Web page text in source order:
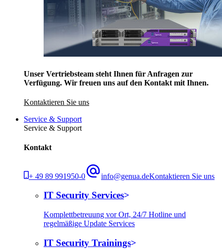
Unser Vertriebsteam steht Ihnen für Anfragen zur
Verfügung. Wir freuen uns auf den Kontakt mit Ihnen.
Kontaktieren Sie uns
Service & Support
Service & Support
Kontakt
+ 49 89 991950-0 info@genua.deKontaktieren Sie uns
IT Security Services
Komplettbetreuung vor Ort, 24/7 Hotline und
regelmäßige Update Services
IT Security Trainings